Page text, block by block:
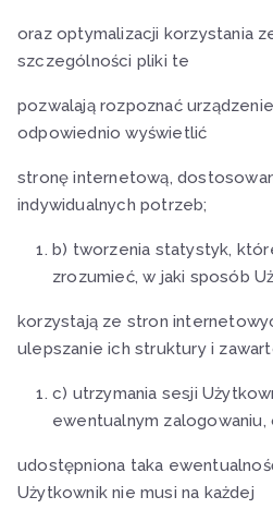
oraz optymalizacji korzystania
szczególności pliki te
pozwalają rozpoznać
odpowiednio wyświetlić
stronę internetową,
indywidualnych potrzeb;
b) tworzenia statystyk,
zrozumieć, w jaki sposób
korzystają ze stron
ulepszanie ich struktury i
c) utrzymania sesji
ewentualnym
udostępniona taka
Użytkownik nie musi na każdej